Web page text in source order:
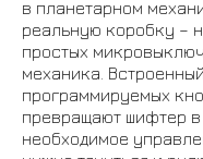
в планетарном
реальную коробку –
простых
механика.
программируемых
превращают шифтер
необходимое